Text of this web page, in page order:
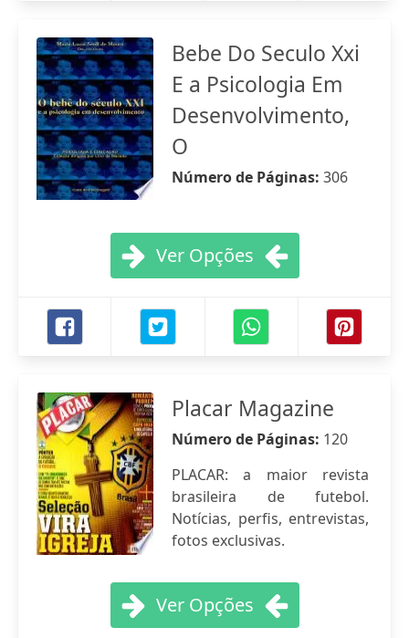
Bebe Do Seculo Xxi
E a Psicologia Em
Desenvolvimento,
O
Número de Páginas: 306
Ver Opções
Placar Magazine
Número de Páginas: 120
PLACAR: a maior revista
brasileira de futebol.
Notícias, perfis, entrevistas,
fotos exclusivas.
Ver Opções